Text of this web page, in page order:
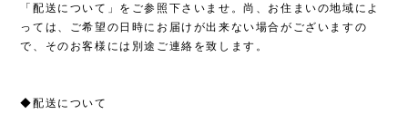
「配送について」をご参照下さいませ。尚、お住まいの地域によ
っては、ご希望の日時にお届けが出来ない場合がございますの
で、そのお客様には別途ご連絡を致します。
◆配送について